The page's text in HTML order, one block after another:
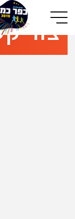
small screen
צור